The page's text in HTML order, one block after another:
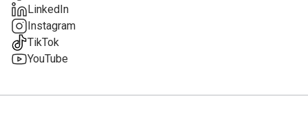
LinkedIn
Instagram
TikTok
YouTube